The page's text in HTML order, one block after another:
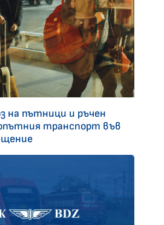
на пътници и ръчен
транспорт във